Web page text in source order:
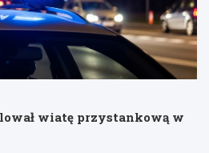
wiatę przystankową w